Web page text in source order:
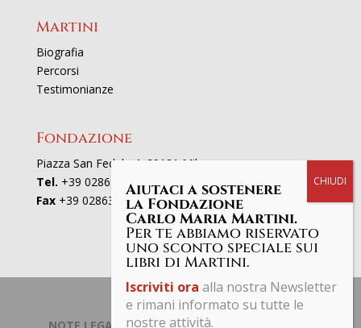
Martini
Biografia
Percorsi
Testimonianze
Fondazione
Piazza San Fedele 4, 20121 Milano
Tel. +39 02863521
Fax+39 0286352801
Aiutaci a sostenere
la Fondazione
Carlo Maria Martini.
Per te abbiamo riservato
uno sconto speciale sui
libri di Martini.
Iscriviti ora alla nostra Newsletter
e rimani informato su tutte le
nostre attività.